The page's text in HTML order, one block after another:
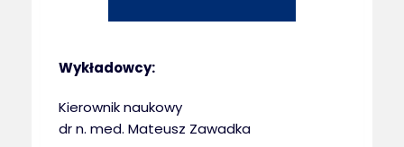
Wykładowcy:
Kierownik naukowy
dr n. med. Mateusz Zawadka